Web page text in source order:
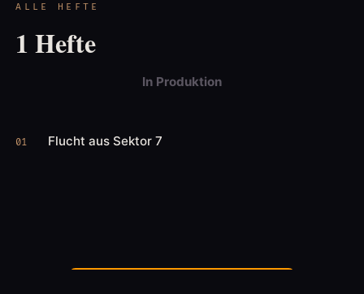
ALLE HEFTE
1 Hefte
In Produktion
01 Flucht aus Sektor 7